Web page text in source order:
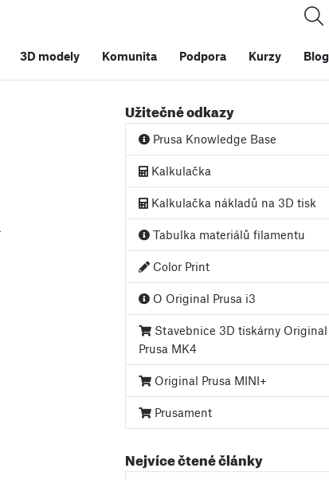
3D modely Komunita Podpora Kurzy Blog
Užitečné odkazy
Prusa Knowledge Base
Kalkulačka
Kalkulačka nákladů na 3D tisk
Tabulka materiálů filamentu
Color Print
O Original Prusa i3
Stavebnice 3D tiskárny Original
Prusa MK4
Original Prusa MINI+
Prusament
Nejvíce čtené články